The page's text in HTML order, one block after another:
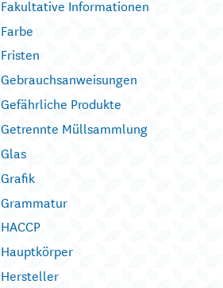
Fakultative Informationen
Farbe
Fristen
Gebrauchsanweisungen
Gefährliche Produkte
Getrennte Müllsammlung
Glas
Grafik
Grammatur
HACCP
Hauptkörper
Hersteller